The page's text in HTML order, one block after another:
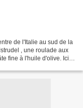
de l'Italie au sud de la
, une roulade aux
fine à l'huile d'olive. Ici,